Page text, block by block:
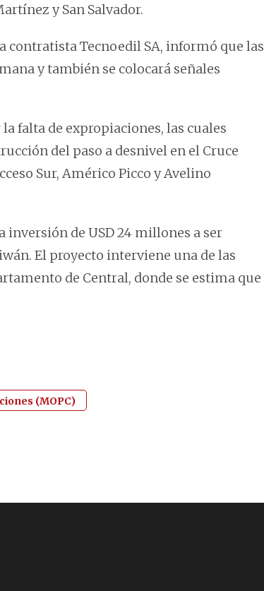
y San Salvador.
contratista Tecnoedil SA, informó que las
y también se colocará señales
falta de expropiaciones, las cuales
del paso a desnivel en el Cruce
Sur, Américo Picco y Avelino
inversión de USD 24 millones a ser
El proyecto interviene una de las
de Central, donde se estima que
(MOPC)